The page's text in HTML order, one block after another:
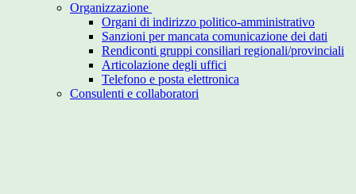
Organizzazione
Organi di indirizzo politico-amministrativo
Sanzioni per mancata comunicazione dei dati
Rendiconti gruppi consiliari regionali/provinciali
Articolazione degli uffici
Telefono e posta elettronica
Consulenti e collaboratori